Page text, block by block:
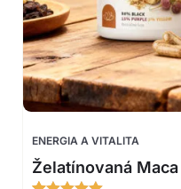
ENERGIA A VITALITA
Želatínovaná